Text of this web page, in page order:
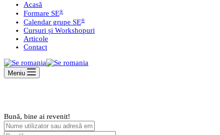
Acasă
Formare SE®
Calendar grupe SE®
Cursuri și Workshopuri
Articole
Contact
Meniu
Bună, bine ai revenit!